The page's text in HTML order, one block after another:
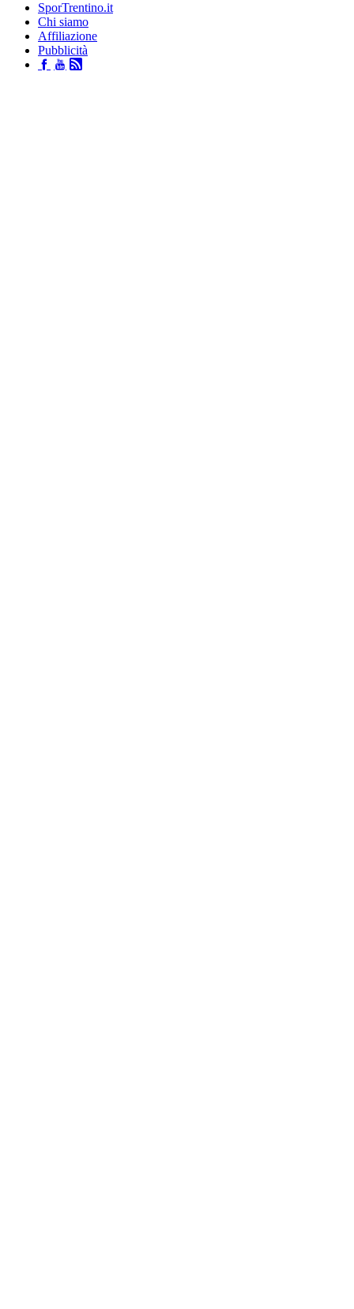
SporTrentino.it
Chi siamo
Affiliazione
Pubblicità